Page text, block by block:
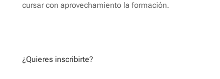
cursar con aprovechamiento la formación.
¿Quieres inscribirte?